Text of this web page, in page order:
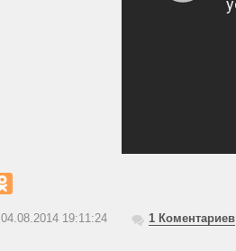
04.08.2014 19:11:24 1Коментариев